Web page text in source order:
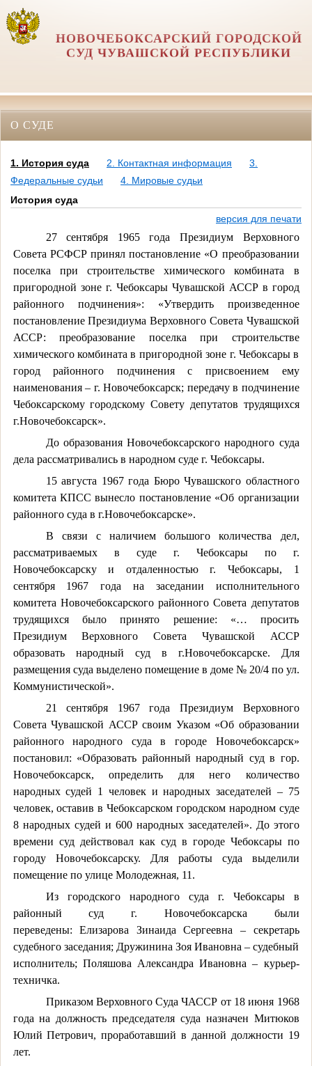
НОВОЧЕБОКСАРСКИЙ ГОРОДСКОЙ
СУД ЧУВАШСКОЙ РЕСПУБЛИКИ
О СУДЕ
1. История суда 2. Контактная информация
3.
Федеральные судьи
4. Мировые судьи
История суда
версия для печати
27 сентября 1965 года Президиум Верховного
Совета РСФСР принял постановление «О преобразовании
поселка при строительстве химического комбината в
пригородной зоне г. Чебоксары Чувашской АССР в город
районного подчинения»: «Утвердить произведенное
постановление Президиума Верховного Совета Чувашской
АССР: преобразование поселка при строительстве
химического комбината в пригородной зоне г. Чебоксары в
город районного подчинения с присвоением ему
наименования – г. Новочебоксарск; передачу в подчинение
Чебоксарскому городскому Совету депутатов трудящихся
г.Новочебоксарск».
До образования Новочебоксарского народного суда
дела рассматривались в народном суде г. Чебоксары.
15 августа 1967 года Бюро Чувашского областного
комитета КПСС вынесло постановление «Об организации
районного суда в г.Новочебоксарске».
В связи с наличием большого количества дел,
рассматриваемых в суде г. Чебоксары по г.
Новочебоксарску и отдаленностью г. Чебоксары, 1
сентября 1967 года на заседании исполнительного
комитета Новочебоксарского районного Совета депутатов
трудящихся было принято решение: «… просить
Президиум Верховного Совета Чувашской АССР
образовать народный суд в г.Новочебоксарске. Для
размещения суда выделено помещение в доме № 20/4 по ул.
Коммунистической».
21 сентября 1967 года Президиум Верховного
Совета Чувашской АССР своим Указом «Об образовании
районного народного суда в городе Новочебоксарск»
постановил: «Образовать районный народный суд в гор.
Новочебоксарск, определить для него количество
народных судей 1 человек и народных заседателей – 75
человек, оставив в Чебоксарском городском народном суде
8 народных судей и 600 народных заседателей». До этого
времени суд действовал как суд в городе Чебоксары по
городу Новочебоксарску. Для работы суда выделили
помещение по улице Молодежная, 11.
Из городского народного суда г. Чебоксары в
районный суд г. Новочебоксарска были
переведены: Елизарова Зинаида Сергеевна – секретарь
судебного заседания; Дружинина Зоя Ивановна – судебный
исполнитель; Поляшова Александра Ивановна – курьер-
техничка.
Приказом Верховного Суда ЧАССР от 18 июня 1968
года на должность председателя суда назначен Митюков
Юлий Петрович, проработавший в данной должности 19
лет.